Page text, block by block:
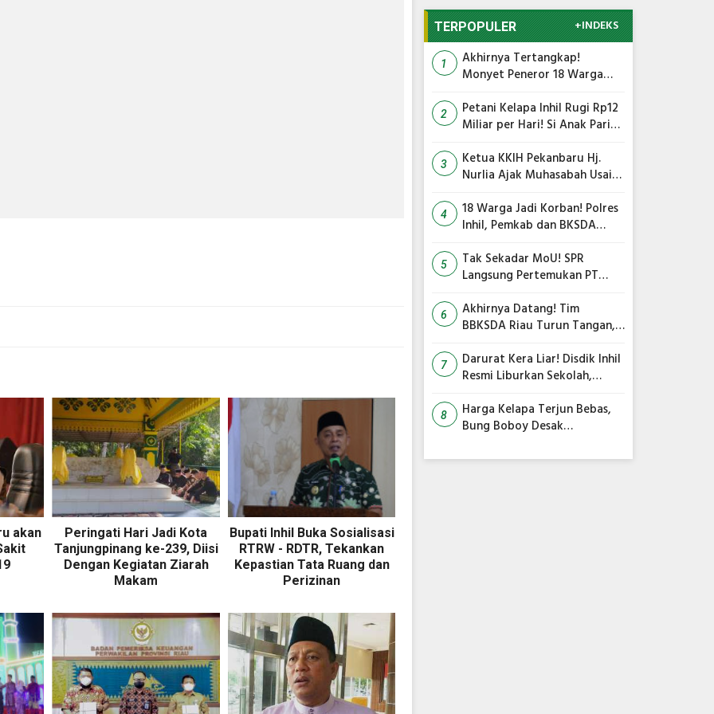
akan
Peringati Hari Jadi Kota
Tanjungpinang ke-239, Diisi
Dengan Kegiatan Ziarah
Makam
Bupati Inhil Buka Sosialisasi
RTRW - RDTR, Tekankan
Kepastian Tata Ruang dan
Perizinan
TERPOPULER +INDEKS
1
Akhirnya Tertangkap!
Monyet Peneror 18 Warga
2
Petani Kelapa Inhil Rugi Rp12
Miliar per Hari! Si Anak Parit
Terus Anjlok
3
Ketua KKIH Pekanbaru Hj.
Nurlia Ajak Muhasabah Usai
Serangan Monyet di
Tembilahan
4
18 Warga Jadi Korban! Polres
Inhil, Pemkab dan BKSDA
Peneror Tembilahan
5
Tak Sekadar MoU! SPR
Langsung Pertemukan PT
dan Ibnu Sina Bahas Kerja
Sama Pengelolaan Limbah
6
Akhirnya Datang! Tim
BBKSDA Riau Turun Tangan,
Siap Diakhiri
7
Darurat Kera Liar! Disdik Inhil
Resmi Liburkan Sekolah,
8
Harga Kelapa Terjun Bebas,
Bung Boboy Desak
Selamatkan Petani!